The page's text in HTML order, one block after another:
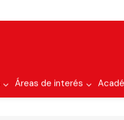
Áreas de interés